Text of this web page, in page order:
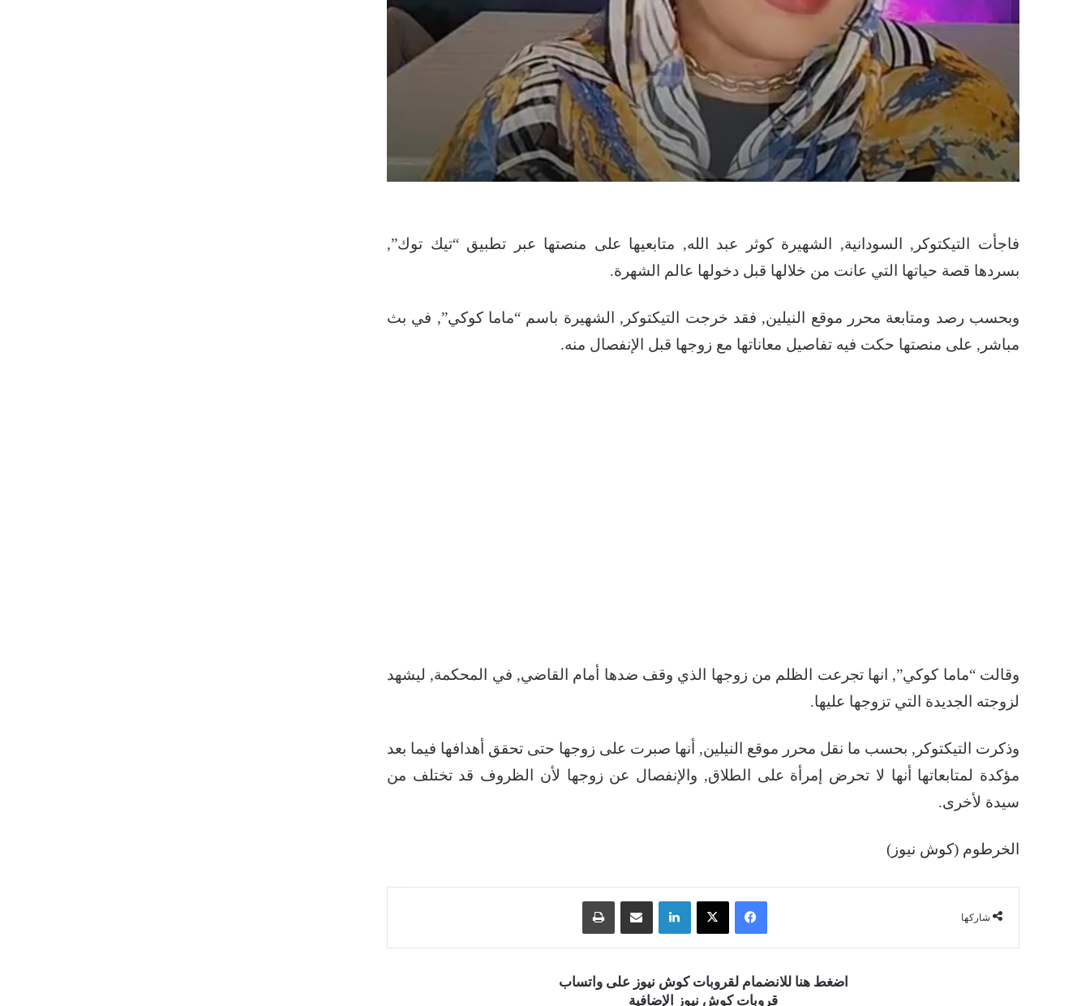
فاجأت التيكتوكر, السودانية, الشهيرة كوثر عبد الله, متابعيها على منصتها عبر تطبيق “تيك توك”,
بسردها قصة حياتها التي عانت من خلالها قبل دخولها عالم الشهرة.
وبحسب رصد ومتابعة محرر موقع النيلين, فقد خرجت التيكتوكر, الشهيرة باسم “ماما كوكي”, في بث
مباشر, على منصتها حكت فيه تفاصيل معاناتها مع زوجها قبل الإنفصال منه.
وقالت “ماما كوكي”, انها تجرعت الظلم من زوجها الذي وقف ضدها أمام القاضي, في المحكمة, ليشهد
لزوجته الجديدة التي تزوجها عليها.
وذكرت التيكتوكر, بحسب ما نقل محرر موقع النيلين, أنها صبرت على زوجها حتى تحقق أهدافها فيما بعد
مؤكدة لمتابعاتها أنها لا تحرض إمرأة على الطلاق, والإنفصال عن زوجها لأن الظروف قد تختلف من
سيدة لأخرى.
الخرطوم (كوش نيوز)
شاركها
فيسبوك ‫X لينكدإن مشاركة عبر البريد
اضغط هنا للانضمام لقروبات كوش نيوز على واتساب
قروبات كوش نيوز الإضافية